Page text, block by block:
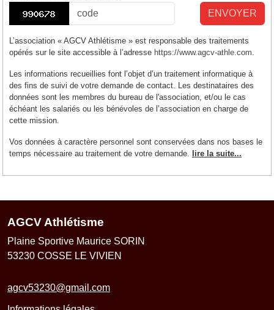
ENVOYER
L’association « AGCV Athlétisme » est responsable des traitements
opérés sur le site accessible à l’adresse https://www.agcv-athle.com
Les informations recueillies font l’objet d’un traitement informatique à
des fins de suivi de votre demande de contact. Les destinataires des
données sont les membres du bureau de l'association, et/ou le cas
échéant les salariés ou les bénévoles de l’association en charge de
cette mission.
Vos données à caractère personnel sont conservées dans nos bases le
temps nécessaire au traitement de votre demande. lire la suite...
AGCV Athlétisme
Plaine Sportive Maurice SORIN
53230 COSSE LE VIVIEN
agcv53230@gmail.com